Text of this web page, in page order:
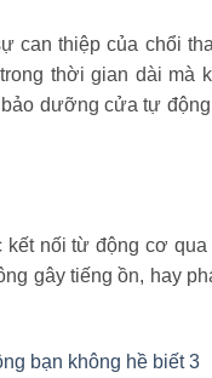
can thiệp của chổi
thời gian dài mà
dưỡng cửa tự
nối từ động cơ
gây tiếng ồn, hay